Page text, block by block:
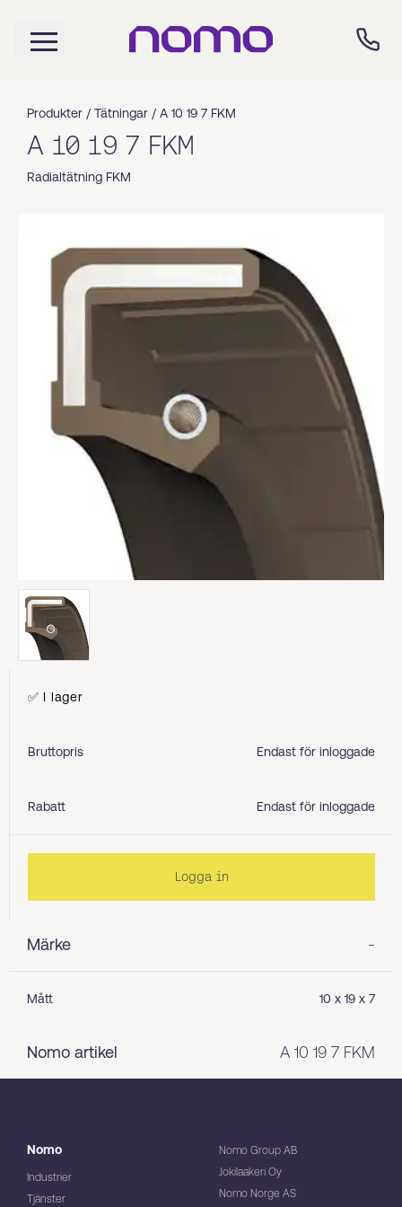
Produkter / Tätningar / A 10 19 7 FKM
A 10 19 7 FKM
Radialtätning FKM
Märke -
Mått 10 x 19 x 7
Nomo artikel A 10 19 7 FKM
✅ I lager
Bruttopris Endast för inloggade
Rabatt Endast för inloggade
Logga in
Nomo
Industrier
Tjänster
Nomo Group AB
Jokilaakeri Oy
Nomo Norge AS